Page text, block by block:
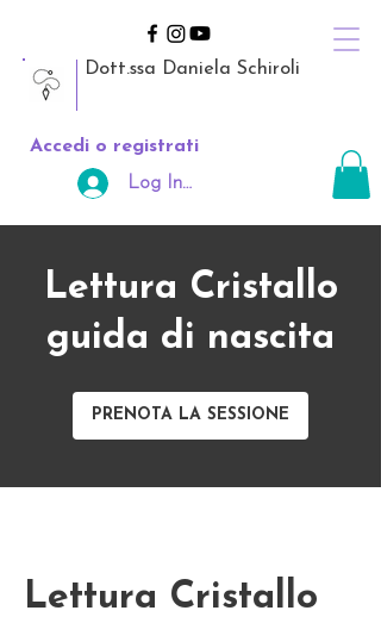
Dott.ssa Daniela Schiroli
Accedi o registrati
Log In Area Riservata
Lettura Cristallo
guida di nascita
PRENOTA LA SESSIONE
Lettura Cristallo